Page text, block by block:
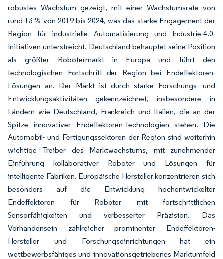
robustes Wachstum gezeigt, mit einer Wachstumsrate von
rund 13 % von 2019 bis 2024, was das starke Engagement der
Region für industrielle Automatisierung und Industrie-4.0-
Initiativen unterstreicht. Deutschland behauptet seine Position
als größter Robotermarkt in Europa und führt den
technologischen Fortschritt der Region bei Endeffektoren-
Lösungen an. Der Markt ist durch starke Forschungs- und
Entwicklungsaktivitäten gekennzeichnet, insbesondere in
Ländern wie Deutschland, Frankreich und Italien, die an der
Spitze innovativer Endeffektoren-Technologien stehen. Die
Automobil- und Fertigungssektoren der Region sind weiterhin
wichtige Treiber des Marktwachstums, mit zunehmender
Einführung kollaborativer Roboter und Lösungen für
intelligente Fabriken. Europäische Hersteller konzentrieren sich
besonders auf die Entwicklung hochentwickelter
Endeffektoren für Roboter mit fortschrittlichen
Sensorfähigkeiten und verbesserter Präzision. Das
Vorhandensein zahlreicher prominenter Endeffektoren-
Hersteller und Forschungseinrichtungen hat ein
wettbewerbsfähiges und innovationsgetriebenes Marktumfeld